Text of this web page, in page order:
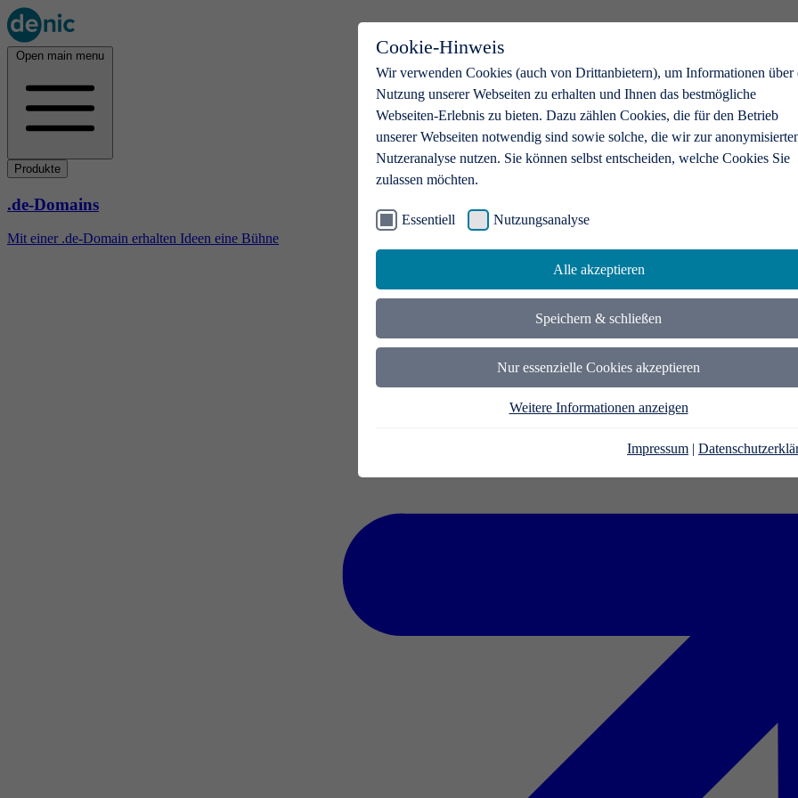
Cookie-Hinweis
Wir verwenden Cookies (auch von Drittanbietern), um Informationen über
Nutzung unserer Webseiten zu erhalten und Ihnen das bestmögliche
Webseiten-Erlebnis zu bieten. Dazu zählen Cookies, die für den Betrieb
unserer Webseiten notwendig sind sowie solche, die wir zur
Nutzeranalyse nutzen. Sie können selbst entscheiden, welche Cookies Sie
zulassen möchten.
Essentiell Nutzungsanalyse
Alle akzeptieren
Speichern & schließen
Nur essenzielle Cookies akzeptieren
Weitere Informationen anzeigen
Impressum |
Open main menu
Produkte
.de-Domains
Mit einer .de-Domain erhalten Ideen eine Bühne